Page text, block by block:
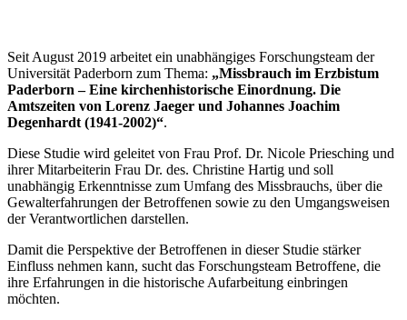
Seit August 2019 arbeitet ein unabhängiges Forschungsteam der
Universität Paderborn zum Thema: „Missbrauch im Erzbistum
Paderborn – Eine kirchenhistorische Einordnung. Die
Amtszeiten von Lorenz Jaeger und Johannes Joachim
Degenhardt (1941-2002)“.
Diese Studie wird geleitet von Frau Prof. Dr. Nicole Priesching und
ihrer Mitarbeiterin Frau Dr. des. Christine Hartig und soll
unabhängig Erkenntnisse zum Umfang des Missbrauchs, über die
Gewalterfahrungen der Betroffenen sowie zu den Umgangsweisen
der Verantwortlichen darstellen.
Damit die Perspektive der Betroffenen in dieser Studie stärker
Einfluss nehmen kann, sucht das Forschungsteam Betroffene, die
ihre Erfahrungen in die historische Aufarbeitung einbringen
möchten.